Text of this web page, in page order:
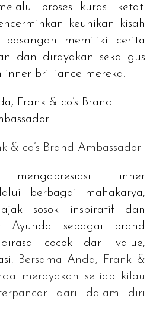
proses kurasi ketat.
keunikan kisah
memiliki cerita
dan dirayakan sekaligus
inner brilliance mereka.
& co’s Brand Ambassador
inner
berbagai mahakarya,
sosok inspiratif dan
Ayunda sebagai
brand
cocok dari value,
Bersama Anda, Frank &
merayakan setiap kilau
dari dalam diri